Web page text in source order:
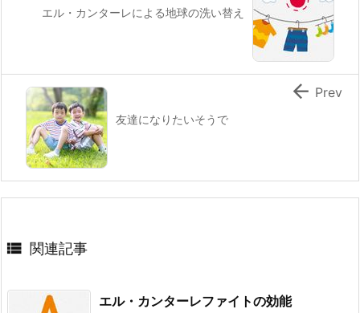
エル・カンターレによる地球の洗い替え
友達になりたいそうで
 Prev
 関連記事
エル・カンターレファイトの効能